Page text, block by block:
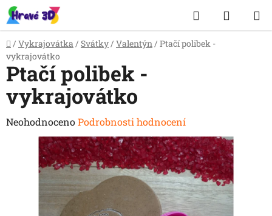
Přejít
na
obsah
Hledat
KOŠÍK
Domů
/ Vykrajovátka / Svátky / Valentýn / Ptačí polibek -
vykrajovátko
Ptačí polibek -
vykrajovátko
Průměrné
hodnocení
produktu
NeohodnocenoPodrobnosti hodnocení